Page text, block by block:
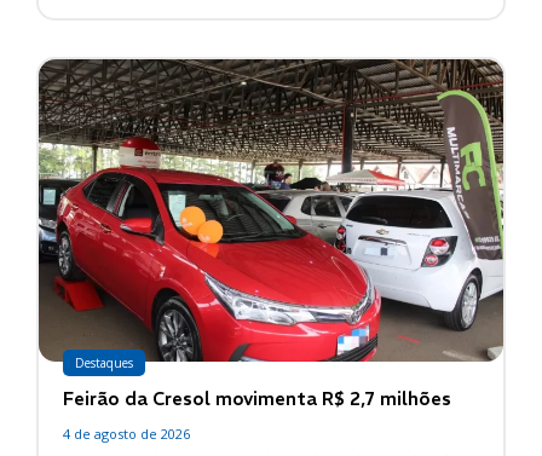
Destaques
Feirão da Cresol movimenta R$ 2,7 milhões
4 de agosto de 2026